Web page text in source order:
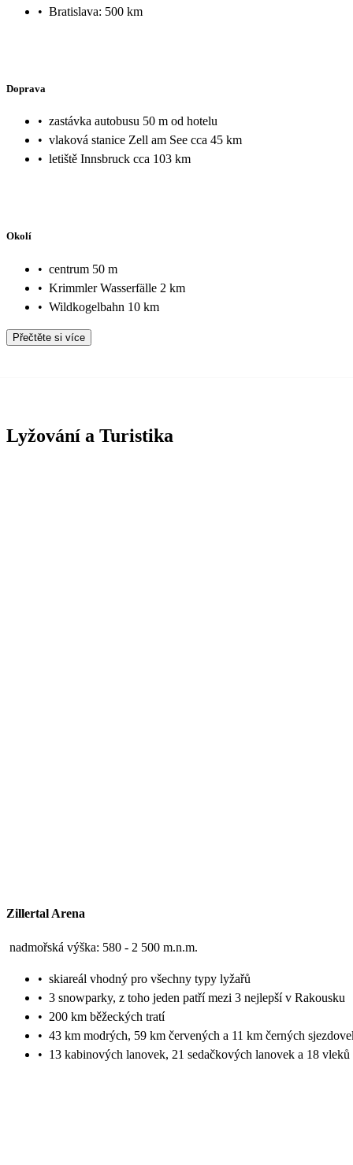
• Bratislava: 500 km
Doprava
• zastávka autobusu 50 m od hotelu
• vlaková stanice Zell am See cca 45 km
• letiště Innsbruck cca 103 km
Okolí
• centrum 50 m
• Krimmler Wasserfälle 2 km
• Wildkogelbahn 10 km
Přečtěte si více
Lyžování a Turistika
Zillertal Arena
nadmořská výška: 580 - 2 500 m.n.m.
• skiareál vhodný pro všechny typy lyžařů
• 3 snowparky, z toho jeden patří mezi 3 nejlepší v Rakousku
• 200 km běžeckých tratí
• 43 km modrých, 59 km červených a 11 km černých
• 13 kabinových lanovek, 21 sedačkových lanovek a 18 vleků